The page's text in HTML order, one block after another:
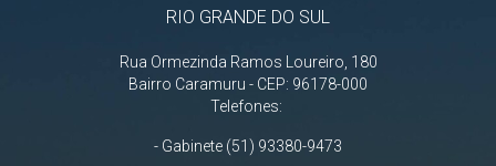
RIO GRANDE DO SUL
Rua Ormezinda Ramos Loureiro, 180
Bairro Caramuru - CEP: 96178-000
Telefones:
- Gabinete (51) 93380-9473